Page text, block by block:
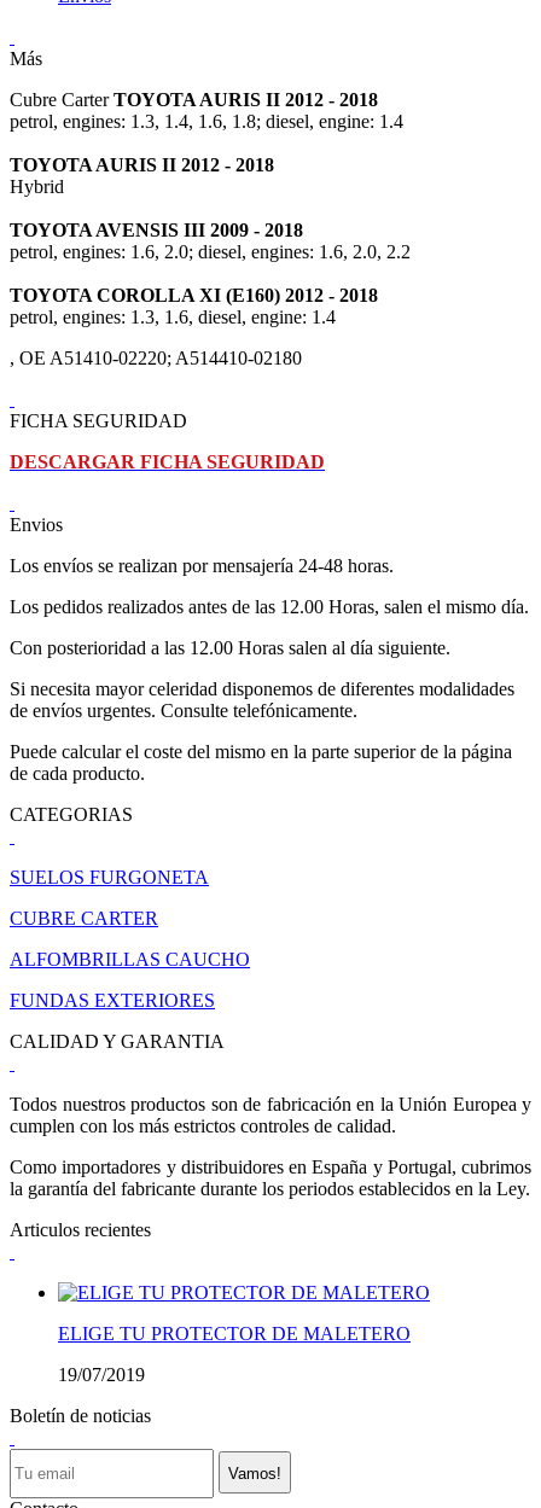
Más
Cubre CarterTOYOTA AURIS II 2012 - 2018
petrol, engines: 1.3, 1.4, 1.6, 1.8; diesel, engine: 1.4
TOYOTA AURIS II 2012 - 2018
Hybrid
TOYOTA AVENSIS III 2009 - 2018
petrol, engines: 1.6, 2.0; diesel, engines: 1.6, 2.0, 2.2
TOYOTA COROLLA XI (E160) 2012 - 2018
petrol, engines: 1.3, 1.6, diesel, engine: 1.4
, OE A51410-02220; A514410-02180
FICHA SEGURIDAD
DESCARGAR FICHA SEGURIDAD
Envios
Los envíos se realizan por mensajería 24-48 horas.
Los pedidos realizados antes de las 12.00 Horas, salen el mismo día.
Con posterioridad a las 12.00 Horas salen al día siguiente.
Si necesita mayor celeridad disponemos de diferentes modalidades
de envíos urgentes. Consulte telefónicamente.
Puede calcular el coste del mismo en la parte superior de la página
de cada producto.
CATEGORIAS
SUELOS FURGONETA
CUBRE CARTER
ALFOMBRILLAS CAUCHO
FUNDAS EXTERIORES
CALIDAD Y GARANTIA
Todos nuestros productos son de fabricación en la Unión Europea y
cumplen con los más estrictos controles de calidad.
Como importadores y distribuidores en España y Portugal, cubrimos
la garantía del fabricante durante los periodos establecidos en la Ley.
Articulos recientes
ELIGE TU PROTECTOR DE MALETERO
19/07/2019
Boletín de noticias
Vamos!